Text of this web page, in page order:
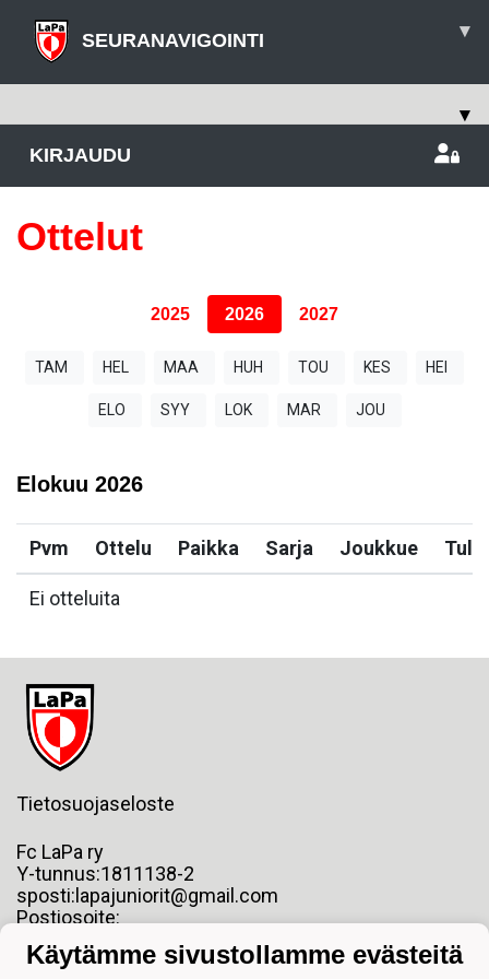
SEURANAVIGOINTI ▾
▾
KIRJAUDU
Ottelut
2025 2026 2027
TAM HEL MAA HUH TOU KES HEI
ELO SYY LOK MAR JOU
Elokuu 2026
Pvm Ottelu Paikka Sarja Joukkue
Ei otteluita
Tietosuojaseloste
Fc LaPa ry
Y-tunnus:1811138-2
sposti:lapajuniorit@gmail.com
Postiosoite:
53100 LAPPEENRANTA
Käytämme sivustollamme evästeitä